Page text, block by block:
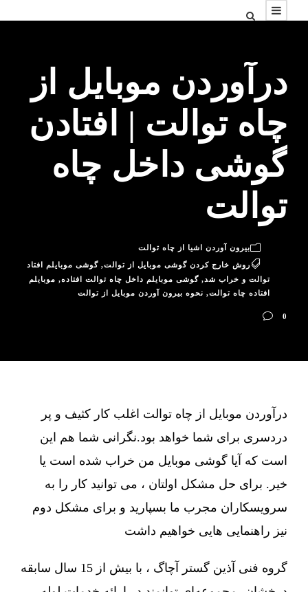
درآوردن موبایل از
چاه توالت | افتادن
گوشی داخل چاه
توالت
بیرون آوردن اشیا از چاه توالت
روش خارج کردن گوشی موبایل از توالت, گوشی موبایلم افتاد
توالت و خراب شد, گوشی موبایلم داخل چاه توالت افتاده, موبایلم
افتاده چاه توالت, نحوه بیرون آوردن موبایل از توالت
0
درآوردن موبایل از چاه توالت اغلب کار کثیف و پر
دردسری برای شما خواهد بود.نگرانی شما هم این
است که آیا گوشی موبایل من خراب شده است یا
خیر. برای حل مشکل اولتان ، می توانید کار را به
سرویسکاران مجرب ما بسپارید و برای مشکل دوم
نیز راهنمایی هایی خواهیم داشت
گروه فنی آذین گستر آچاگ ، با بیش از 15 سال سابقه